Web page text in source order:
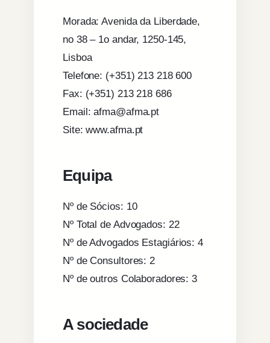
Morada: Avenida da Liberdade,
no 38 – 1o andar, 1250-145,
Lisboa
Telefone: (+351) 213 218 600
Fax: (+351) 213 218 686
Email: afma@afma.pt
Site: www.afma.pt
Equipa
Nº de Sócios: 10
Nº Total de Advogados: 22
Nº de Advogados Estagiários: 4
Nº de Consultores: 2
Nº de outros Colaboradores: 3
A sociedade